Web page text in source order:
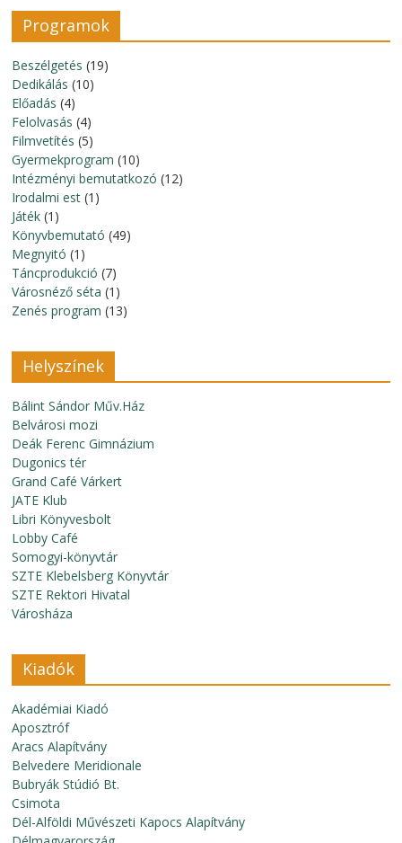
Programok
Beszélgetés (19)
Dedikálás (10)
Előadás (4)
Felolvasás (4)
Filmvetítés (5)
Gyermekprogram (10)
Intézményi bemutatkozó (12)
Irodalmi est (1)
Játék (1)
Könyvbemutató (49)
Megnyitó (1)
Táncprodukció (7)
Városnéző séta (1)
Zenés program (13)
Helyszínek
Bálint Sándor Műv.Ház
Belvárosi mozi
Deák Ferenc Gimnázium
Dugonics tér
Grand Café Várkert
JATE Klub
Libri Könyvesbolt
Lobby Café
Somogyi-könyvtár
SZTE Klebelsberg Könyvtár
SZTE Rektori Hivatal
Városháza
Kiadók
Akadémiai Kiadó
Aposztróf
Aracs Alapítvány
Belvedere Meridionale
Bubryák Stúdió Bt.
Csimota
Dél-Alföldi Művészeti Kapocs Alapítvány